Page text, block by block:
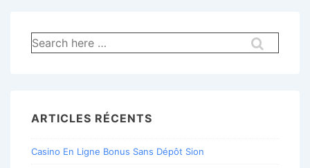
Recherche
pour:
ARTICLES RÉCENTS
Casino En Ligne Bonus Sans Dépôt Sion